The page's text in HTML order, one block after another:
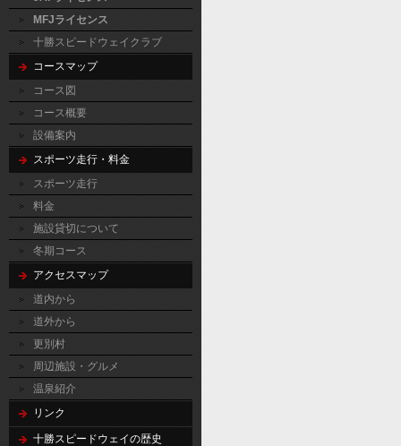
MFJライセンス
十勝スピードウェイクラブ
コースマップ
コース図
コース概要
設備案内
スポーツ走行・料金
スポーツ走行
料金
施設貸切について
冬期コース
アクセスマップ
道内から
道外から
更別村
周辺施設・グルメ
温泉紹介
リンク
十勝スピードウェイの歴史